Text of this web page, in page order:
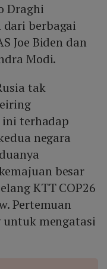
Draghi
berbagai
Joe Biden dan
Modi.
tak
terhadap
negara
besar
KTT COP26
Pertemuan
mengatasi